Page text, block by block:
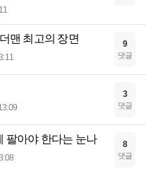
맨 최고의 장면 9
댓글
3
댓글
팔아야 한다는 눈나 8
댓글